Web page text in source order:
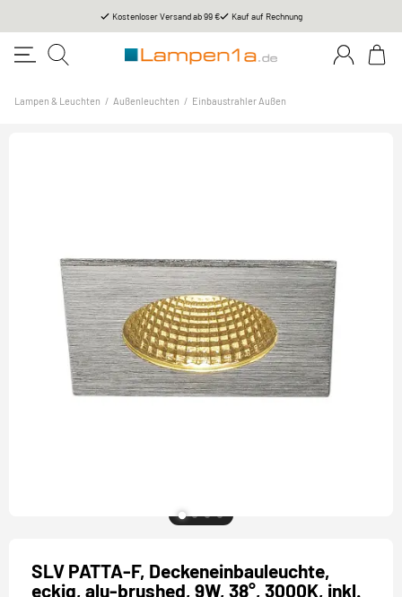
Kostenloser Versand ab 99 € Kauf auf Rechnung
Lampen & Leuchten / Außenleuchten / Einbaustrahler Außen
SLV PATTA-F, Deckeneinbauleuchte,
eckig, alu-brushed, 9W, 38°, 3000K, inkl.